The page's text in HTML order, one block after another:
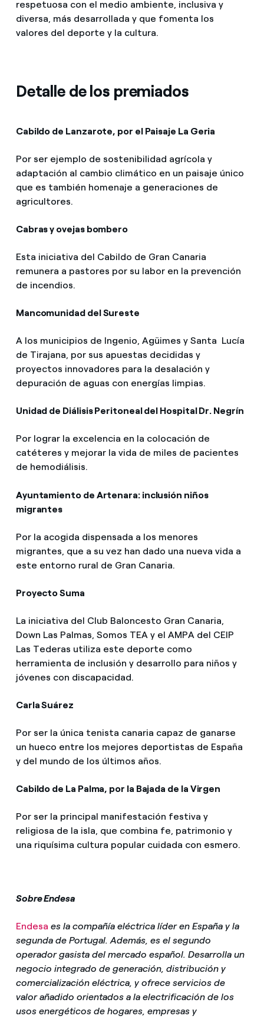
respetuosa con el medio ambiente, inclusiva y
diversa, más desarrollada y que fomenta los
valores del deporte y la cultura.
Detalle de los premiados
Cabildo de Lanzarote, por el Paisaje La Geria
Por ser ejemplo de sostenibilidad agrícola y
adaptación al cambio climático en un paisaje único
que es también homenaje a generaciones de
agricultores.
Cabras y ovejas bombero
Esta iniciativa del Cabildo de Gran Canaria
remunera a pastores por su labor en la prevención
de incendios.
Mancomunidad del Sureste
A los municipios de Ingenio, Agüimes y Santa Lucía
de Tirajana, por sus apuestas decididas y
proyectos innovadores para la desalación y
depuración de aguas con energías limpias.
Unidad de Diálisis Peritoneal del Hospital Dr. Negrín
Por lograr la excelencia en la colocación de
catéteres y mejorar la vida de miles de pacientes
de hemodiálisis.
Ayuntamiento de Artenara: inclusión niños
migrantes
Por la acogida dispensada a los menores
migrantes, que a su vez han dado una nueva vida a
este entorno rural de Gran Canaria.
Proyecto Suma
La iniciativa del Club Baloncesto Gran Canaria,
Down Las Palmas, Somos TEA y el AMPA del CEIP
Las Tederas utiliza este deporte como
herramienta de inclusión y desarrollo para niños y
jóvenes con discapacidad.
Carla Suárez
Por ser la única tenista canaria capaz de ganarse
un hueco entre los mejores deportistas de España
y del mundo de los últimos años.
Cabildo de La Palma, por la Bajada de la Virgen
Por ser la principal manifestación festiva y
religiosa de la isla, que combina fe, patrimonio y
una riquísima cultura popular cuidada con esmero.
Sobre Endesa
Endesa es la compañía eléctrica líder en España y la
segunda de Portugal. Además, es el segundo
operador gasista del mercado español. Desarrolla un
negocio integrado de generación, distribución y
comercialización eléctrica, y ofrece servicios de
valor añadido orientados a la electrificación de los
usos energéticos de hogares, empresas y